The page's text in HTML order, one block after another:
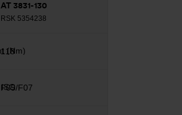
AT 3831-130
RSK 5354238
118
F05/F07